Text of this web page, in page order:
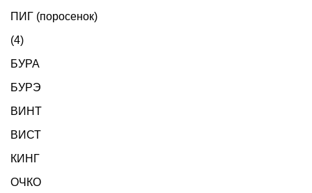
ПИГ (поросенок)
(4)
БУРА
БУРЭ
ВИНТ
ВИСТ
КИНГ
ОЧКО